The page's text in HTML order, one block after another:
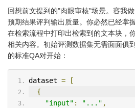
回想前文提到的"肉眼审核"场景。容我
预期结果评判输出质量。你必然已经掌
在检索流程中打印出检索到的文本块，
相关内容。初始评测数据集无需面面俱
的标准QA对开始：
dataset =
[
{
"input" : "..." ,